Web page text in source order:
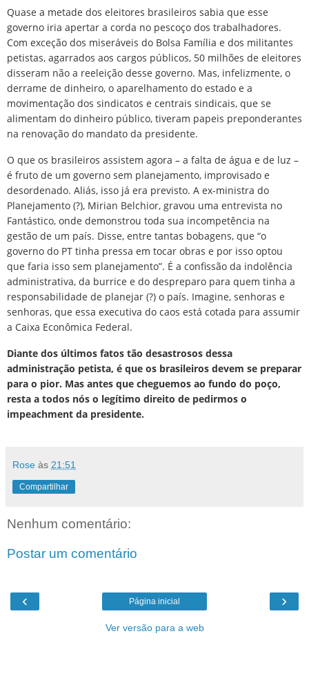
Quase a metade dos eleitores brasileiros sabia que esse
governo iria apertar a corda no pescoço dos trabalhadores.
Com exceção dos miseráveis do Bolsa Família e dos militantes
petistas, agarrados aos cargos públicos, 50 milhões de eleitores
disseram não a reeleição desse governo. Mas, infelizmente, o
derrame de dinheiro, o aparelhamento do estado e a
movimentação dos sindicatos e centrais sindicais, que se
alimentam do dinheiro público, tiveram papeis preponderantes
na renovação do mandato da presidente.
O que os brasileiros assistem agora – a falta de água e de luz –
é fruto de um governo sem planejamento, improvisado e
desordenado. Aliás, isso já era previsto. A ex-ministra do
Planejamento (?), Mirian Belchior, gravou uma entrevista no
Fantástico, onde demonstrou toda sua incompetência na
gestão de um país. Disse, entre tantas bobagens, que “o
governo do PT tinha pressa em tocar obras e por isso optou
que faria isso sem planejamento”. É a confissão da indolência
administrativa, da burrice e do despreparo para quem tinha a
responsabilidade de planejar (?) o país. Imagine, senhoras e
senhoras, que essa executiva do caos está cotada para assumir
a Caixa Econômica Federal.
Diante dos últimos fatos tão desastrosos dessa
administração petista, é que os brasileiros devem se preparar
para o pior. Mas antes que cheguemos ao fundo do poço,
resta a todos nós o legítimo direito de pedirmos o
impeachment da presidente.
Rose às 21:51
Compartilhar
Nenhum comentário:
Postar um comentário
‹ ›
Página inicial
Ver versão para a web